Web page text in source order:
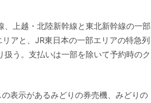
上越・北陸新幹線と東北新幹線の一部
アと、JR東日本の一部エリアの特急列
う。支払いは一部を除いて予約時のク
表示があるみどりの券売機、みどりの